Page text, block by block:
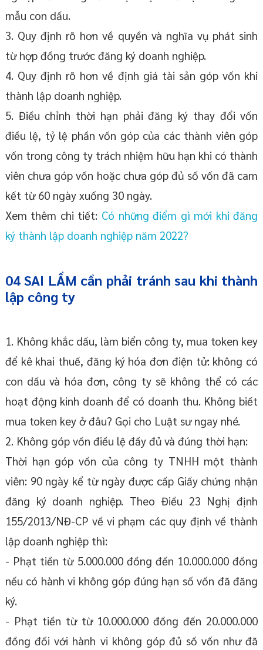
mẫu con dấu.
3. Quy định rõ hơn về quyền và nghĩa vụ phát sinh
từ hợp đồng trước đăng ký doanh nghiệp.
4. Quy định rõ hơn về định giá tài sản góp vốn khi
thành lập doanh nghiệp.
5. Điều chỉnh thời hạn phải đăng ký thay đổi vốn
điều lệ, tỷ lệ phần vốn góp của các thành viên góp
vốn trong công ty trách nhiệm hữu hạn khi có thành
viên chưa góp vốn hoặc chưa góp đủ số vốn đã cam
kết từ 60 ngày xuống 30 ngày.
Xem thêm chi tiết: Có những điểm gì mới khi đăng
ký thành lập doanh nghiệp năm 2022?
04 SAI LẦM cần phải tránh sau khi thành
lập công ty
1. Không khắc dấu, làm biển công ty, mua token key
để kê khai thuế, đăng ký hóa đơn điện tử: không có
con dấu và hóa đơn, công ty sẽ không thể có các
hoạt động kinh doanh để có doanh thu. Không biết
mua token key ở đâu? Gọi cho Luật sư ngay nhé.
2. Không góp vốn điều lệ đầy đủ và đúng thời hạn:
Thời hạn góp vốn của công ty TNHH một thành
viên: 90 ngày kể từ ngày được cấp Giấy chứng nhận
đăng ký doanh nghiệp. Theo Điều 23 Nghị định
155/2013/NĐ-CP về vi phạm các quy định về thành
lập doanh nghiệp thì:
- Phạt tiền từ 5.000.000 đồng đến 10.000.000 đồng
nếu có hành vi không góp đúng hạn số vốn đã đăng
ký.
- Phạt tiền từ từ 10.000.000 đồng đến 20.000.000
đồng đối với hành vi không góp đủ số vốn như đã